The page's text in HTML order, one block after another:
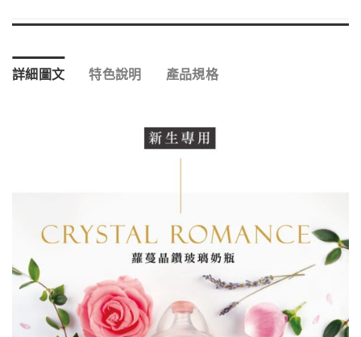
詳細圖文 特色說明 產品規格